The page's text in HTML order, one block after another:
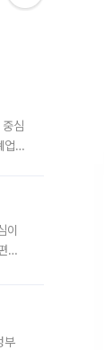
심
업
이
입
부